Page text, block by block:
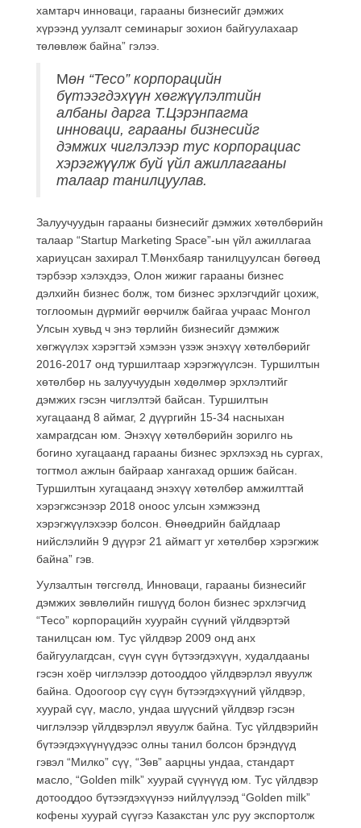
хамтарч инноваци, гарааны бизнесийг дэмжих
хүрээнд уулзалт семинарыг зохион байгуулахаар
төлөвлөж байна” гэлээ.
Мөн “Тесо” корпорацийн
бүтээгдэхүүн хөгжүүлэлтийн
албаны дарга Т.Цэрэнпагма
инноваци, гарааны бизнесийг
дэмжих чиглэлээр тус корпорациас
хэрэгжүүлж буй үйл ажиллагааны
талаар танилцуулав.
Залуучуудын гарааны бизнесийг дэмжих хөтөлбөрийн
талаар “Startup Marketing Space”-ын үйл ажиллагаа
хариуцсан захирал Т.Мөнхбаяр танилцуулсан бөгөөд
тэрбээр хэлэхдээ, Олон жижиг гарааны бизнес
дэлхийн бизнес болж, том бизнес эрхлэгчдийг цохиж,
тоглоомын дүрмийг өөрчилж байгаа учраас Монгол
Улсын хувьд ч энэ төрлийн бизнесийг дэмжиж
хөгжүүлэх хэрэгтэй хэмээн үзэж энэхүү хөтөлбөрийг
2016-2017 онд туршилтаар хэрэгжүүлсэн. Туршилтын
хөтөлбөр нь залуучуудын хөдөлмөр эрхлэлтийг
дэмжих гэсэн чиглэлтэй байсан. Туршилтын
хугацаанд 8 аймаг, 2 дүүргийн 15-34 насныхан
хамрагдсан юм. Энэхүү хөтөлбөрийн зорилго нь
богино хугацаанд гарааны бизнес эрхлэхэд нь сургах,
тогтмол ажлын байраар хангахад оршиж байсан.
Туршилтын хугацаанд энэхүү хөтөлбөр амжилттай
хэрэгжсэнээр 2018 оноос улсын хэмжээнд
хэрэгжүүлэхээр болсон. Өнөөдрийн байдлаар
нийслэлийн 9 дүүрэг 21 аймагт уг хөтөлбөр хэрэгжиж
байна” гэв.
Уулзалтын төгсгөлд, Инноваци, гарааны бизнесийг
дэмжих зөвлөлийн гишүүд болон бизнес эрхлэгчид
“Тесо” корпорацийн хуурайн сүүний үйлдвэртэй
танилцсан юм. Тус үйлдвэр 2009 онд анх
байгуулагдсан, сүүн сүүн бүтээгдэхүүн, худалдааны
гэсэн хоёр чиглэлээр дотооддоо үйлдвэрлэл явуулж
байна. Одоогоор сүү сүүн бүтээгдэхүүний үйлдвэр,
хуурай сүү, масло, ундаа шүүсний үйлдвэр гэсэн
чиглэлээр үйлдвэрлэл явуулж байна. Тус үйлдвэрийн
бүтээгдэхүүнүүдээс олны танил болсон брэндүүд
гэвэл “Милко” сүү, “Зөв” аарцны ундаа, стандарт
масло, “Golden milk” хуурай сүүнүүд юм. Тус үйлдвэр
дотооддоо бүтээгдэхүүнээ нийлүүлээд “Golden milk”
кофены хуурай сүүгээ Казакстан улс руу экспортолж